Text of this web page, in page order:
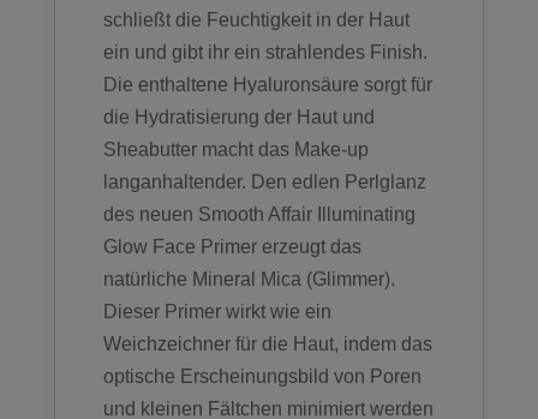
schließt die Feuchtigkeit in der Haut
ein und gibt ihr ein strahlendes Finish.
Die enthaltene Hyaluronsäure sorgt für
die Hydratisierung der Haut und
Sheabutter macht das Make-up
langanhaltender. Den edlen Perlglanz
des neuen Smooth Affair Illuminating
Glow Face Primer erzeugt das
natürliche Mineral Mica (Glimmer).
Dieser Primer wirkt wie ein
Weichzeichner für die Haut, indem das
optische Erscheinungsbild von Poren
und kleinen Fältchen minimiert werden